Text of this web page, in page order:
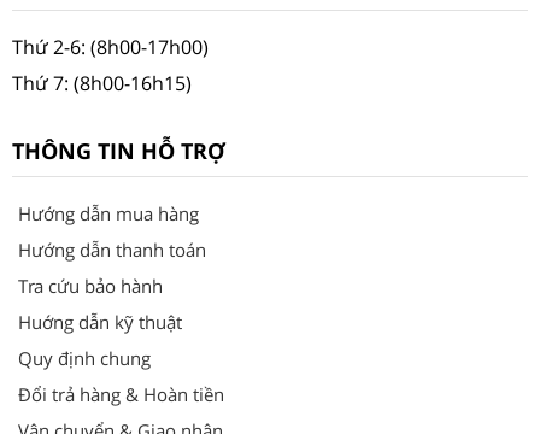
Thứ 2-6: (8h00-17h00)
Thứ 7: (8h00-16h15)
THÔNG TIN HỖ TRỢ
Hướng dẫn mua hàng
Hướng dẫn thanh toán
Tra cứu bảo hành
Huớng dẫn kỹ thuật
Quy định chung
Đổi trả hàng & Hoàn tiền